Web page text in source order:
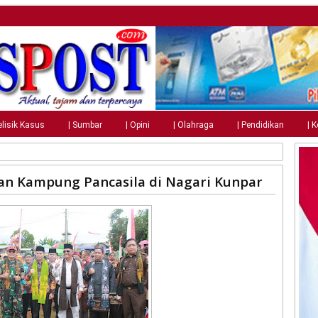
Kasus | Sumbar | Opini | Olahraga | Pendidikan |
Kampung Pancasila di Nagari Kunpar